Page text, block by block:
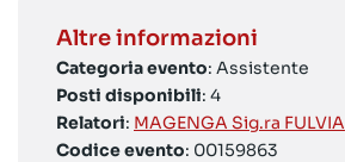
Altre informazioni
Categoria evento: Assistente
Posti disponibili: 4
Relatori: MAGENGA Sig.ra FULVIA
Codice evento: 00159863